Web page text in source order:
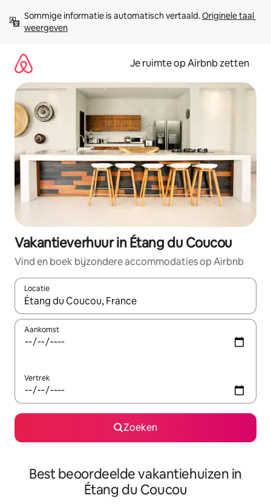
direct
naar
Sommige informatie is automatisch vertaald. Originele taal
weergeven
Je ruimte op Airbnb zetten
Vakantieverhuur in Étang du Coucou
Vind en boek bijzondere accommodaties op Airbnb
Locatie
Wanneer er suggesties beschikbaar zijn, maak je een keuze
Aankomst
Vertrek
Zoeken
Best beoordeelde vakantiehuizen in
Étang du Coucou